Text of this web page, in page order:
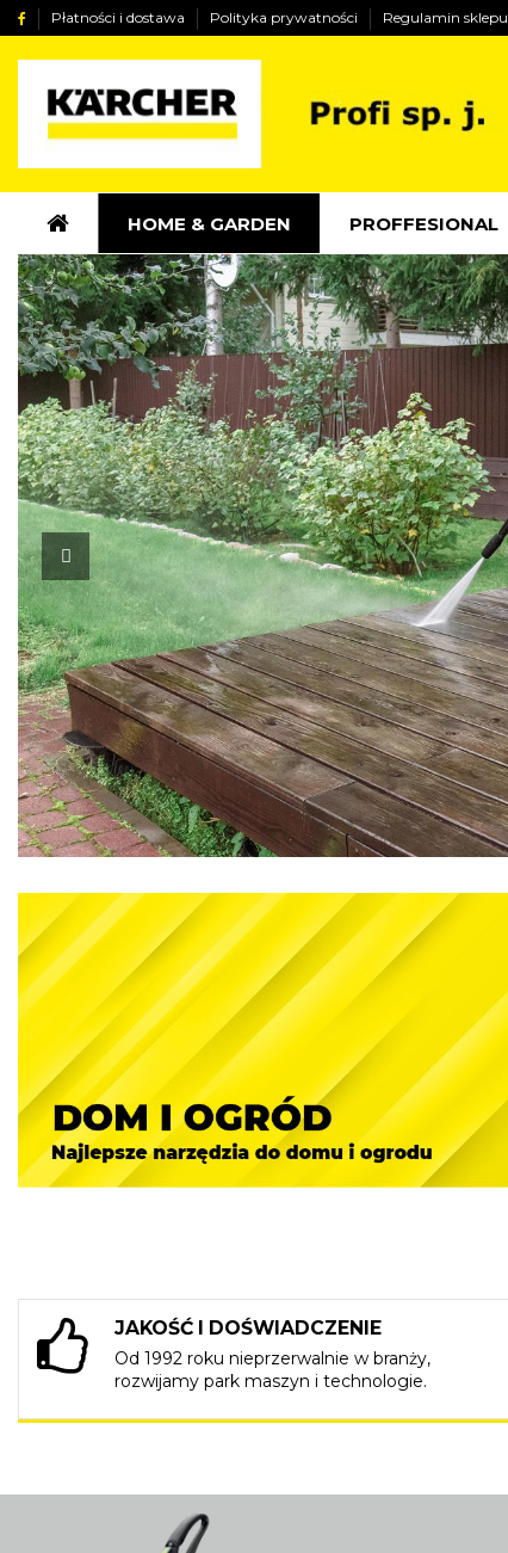
Płatności i dostawa Polityka prywatności Regulamin sklepu
HOME & GARDEN PROFFESIONAL
JAKOŚĆ I DOŚWIADCZENIE
Od 1992 roku nieprzerwalnie w branży,
rozwijamy park maszyn i technologie.